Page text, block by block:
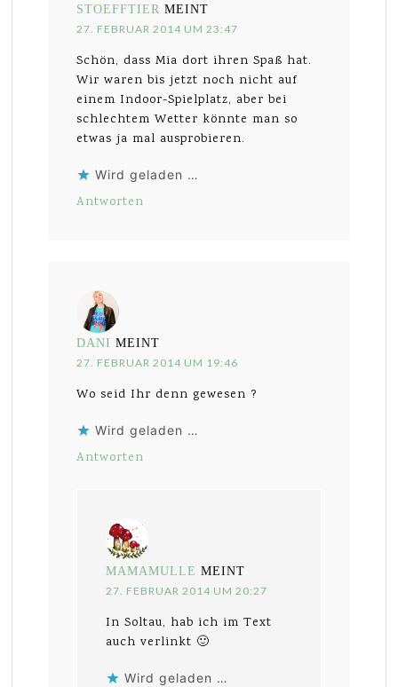
STOEFFTIER MEINT
27. FEBRUAR 2014 UM 23:47
Schön, dass Mia dort ihren Spaß hat.
Wir waren bis jetzt noch nicht auf
einem Indoor-Spielplatz, aber bei
schlechtem Wetter könnte man so
etwas ja mal ausprobieren.
Wird geladen …
Antworten
DANI MEINT
27. FEBRUAR 2014 UM 19:46
Wo seid Ihr denn gewesen ?
Wird geladen …
Antworten
MAMAMULLE MEINT
27. FEBRUAR 2014 UM 20:27
In Soltau, hab ich im Text
auch verlinkt 🙂
Wird geladen …